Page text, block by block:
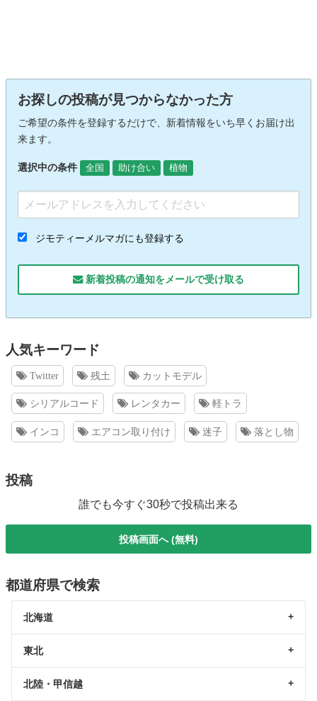
お探しの投稿が見つからなかった方
ご希望の条件を登録するだけで、新着情報をいち早くお届け出
来ます。
選択中の条件 全国 助け合い 植物
ジモティーメルマガにも登録する
新着投稿の通知をメールで受け取る
人気キーワード
Twitter 残土 カットモデル
シリアルコード レンタカー 軽トラ
インコ エアコン取り付け 迷子 落とし物
投稿
誰でも今すぐ30秒で投稿出来る
投稿画面へ (無料)
都道府県で検索
北海道
東北
北陸・甲信越